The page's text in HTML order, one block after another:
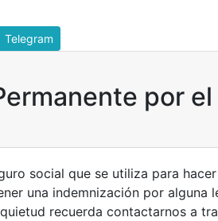
Telegram
por el
social que se utiliza para
una indemnización por alguna
recuerda contactarnos a